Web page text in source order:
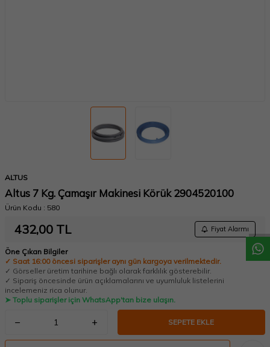
W
h
a
t
a
p
p
D
e
s
t
e
H
a
t
t
ALTUS
Altus 7 Kg. Çamaşır Makinesi Körük 2904520100
Ürün Kodu : 580
432,00 TL Fiyat Alarmı
Öne Çıkan Bilgiler
✓ Saat 16:00 öncesi siparişler aynı gün kargoya verilmektedir.
✓ Görseller üretim tarihine bağlı olarak farklılık gösterebilir.
✓ Sipariş öncesinde ürün açıklamalarını ve uyumluluk listelerini
incelemeniz rica olunur.
➤ Toplu siparişler için WhatsApp'tan bize ulaşın.
SEPETE EKLE